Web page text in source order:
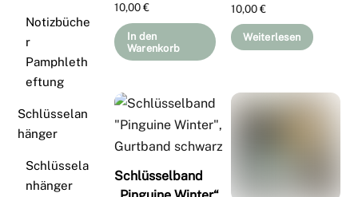
10,00€
In den
Warenkorb
10,00€
Weiterlesen
Schlüsselband
Notizbüche
r
Pamphleth
eftung
Schlüsselan
hänger
Schlüssela
nhänger